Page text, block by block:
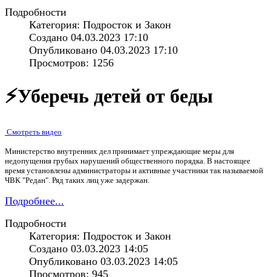
Подробности
Категория: Подросток и Закон
Создано 04.03.2023 17:10
Опубликовано 04.03.2023 17:10
Просмотров: 1256
⚡️Уберечь детей от беды
Смотреть видео
Министерство внутренних дел принимает упреждающие меры для
недопущения грубых нарушений общественного порядка. В настоящее
время установлены администраторы и активные участники так называемой
ЧВК "Редан". Ряд таких лиц уже задержан.
Подробнее...
Подробности
Категория: Подросток и Закон
Создано 03.03.2023 14:05
Опубликовано 03.03.2023 14:05
Просмотров: 945